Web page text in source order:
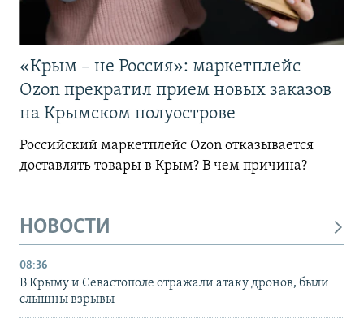
«Крым – не Россия»: маркетплейс
Ozon прекратил прием новых заказов
на Крымском полуострове
Российский маркетплейс Ozon отказывается
доставлять товары в Крым? В чем причина?
НОВОСТИ
08:36
В Крыму и Севастополе отражали атаку дронов, были
слышны взрывы